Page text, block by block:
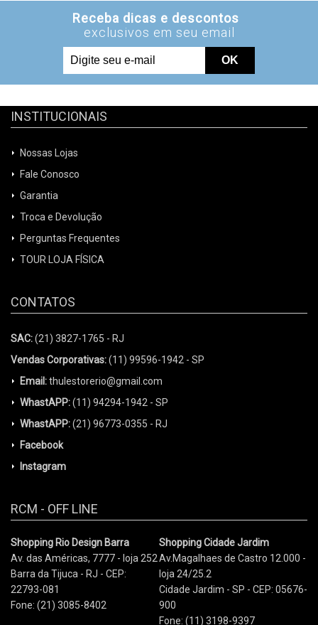
INSTITUCIONAIS
Nossas Lojas
Fale Conosco
Garantia
Troca e Devolução
Perguntas Frequentes
TOUR LOJA FÍSICA
CONTATOS
SAC:(21) 3827-1765 - RJ
Vendas Corporativas:(11) 99596-1942 - SP
Email:thulestorerio@gmail.com
WhastAPP:(11) 94294-1942 - SP
WhastAPP:(21) 96773-0355 - RJ
Facebook
Instagram
RCM - OFF LINE
Shopping Rio Design Barra
Av. das Américas, 7777 - loja 252
Barra da Tijuca - RJ - CEP:
22793-081
Fone: (21) 3085-8402
Shopping Cidade Jardim
Av.Magalhaes de Castro 12.000 -
loja 24/25.2
Cidade Jardim - SP - CEP: 05676-
900
Fone: (11) 3198-9397